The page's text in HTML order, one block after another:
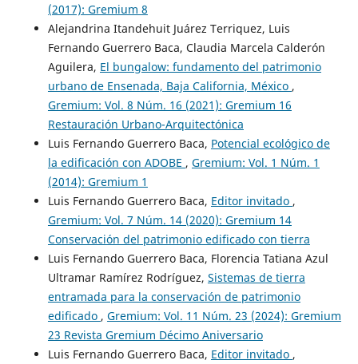
(2017): Gremium 8
Alejandrina Itandehuit Juárez Terriquez, Luis
Fernando Guerrero Baca, Claudia Marcela Calderón
Aguilera, El bungalow: fundamento del patrimonio
urbano de Ensenada, Baja California, México ,
Gremium: Vol. 8 Núm. 16 (2021): Gremium 16
Restauración Urbano-Arquitectónica
Luis Fernando Guerrero Baca, Potencial ecológico de
la edificación con ADOBE , Gremium: Vol. 1 Núm. 1
(2014): Gremium 1
Luis Fernando Guerrero Baca, Editor invitado ,
Gremium: Vol. 7 Núm. 14 (2020): Gremium 14
Conservación del patrimonio edificado con tierra
Luis Fernando Guerrero Baca, Florencia Tatiana Azul
Ultramar Ramírez Rodríguez, Sistemas de tierra
entramada para la conservación de patrimonio
edificado , Gremium: Vol. 11 Núm. 23 (2024): Gremium
23 Revista Gremium Décimo Aniversario
Luis Fernando Guerrero Baca, Editor invitado ,